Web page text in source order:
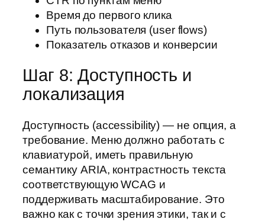
Время до первого клика
Путь пользователя (user flows)
Показатель отказов и конверсии
Шаг 8: Доступность и
локализация
Доступность (accessibility) — не опция, а
требование. Меню должно работать с
клавиатурой, иметь правильную
семантику ARIA, контрастность текста
соответствующую WCAG и
поддерживать масштабирование. Это
важно как с точки зрения этики, так и с